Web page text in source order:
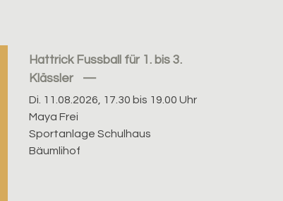
Hattrick Fussball für 1. bis 3.
Klässler
Di. 11.08.2026, 17.30 bis 19.00 Uhr
Maya Frei
Sportanlage Schulhaus
Bäumlihof